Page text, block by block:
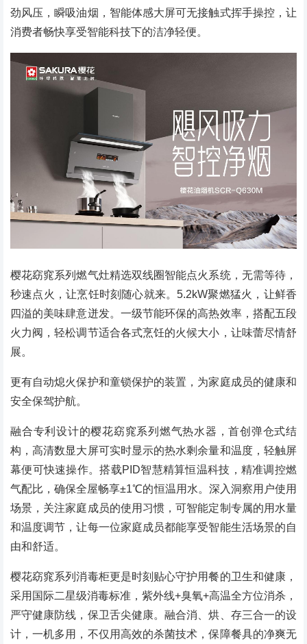
劲风压，瞬吸油烟，智能体感大屏可无接触式挥手操控，让
消费者畅快享受智能科技下的洁净轻便。
樱花窈窕系列燃气灶精选双线圈智能点火系统，无需等待，
秒速点火，让烹饪时刻随心就来。5.2kW聚燃猛火，让鲜香
四溢的美味肆意迸发。一级节能环保的高热效率，搭配五段
火力阀，轻松调节适合各式烹饪的火候大小，让味蕾尽情舒
展。
更有自动熄火保护和童锁保护的装置，为家庭成员的健康和
安全保驾护航。
融合专利设计的樱花窈窕系列燃气热水器，首创弹仓式结
构，高清数显大屏可实时显示的热水剩余量和温度，轻触屏
幕便可快速操作。搭载PID智慧精算恒温科技，精准调控燃
气配比，确保全屋畅享±1℃的恒温用水。深入洞察用户使用
场景，关注家庭成员的使用习惯，可智能定制专属的用水量
和温度调节，让每一位家庭成员都能享受智能生活场景的自
由和舒适。
樱花窈窕系列消毒柜更是时刻贴心守护用餐的卫生和健康，
采用国际二星级消毒标准，紫外线+臭氧+高温全方位消杀，
严守健康防线，保卫舌尖健康。融合消、烘、存三合一的设
计，一机多用，不仅用高效的杀菌技术，保障餐具的净爽无